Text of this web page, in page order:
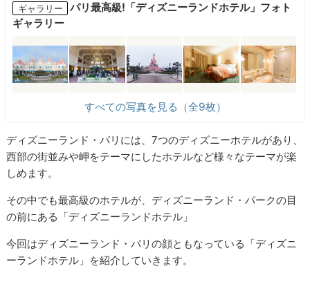
ギャラリー
パリ最高級!「ディズニーランドホテル」フォト
ギャラリー
すべての写真を見る（全9枚）
ディズニーランド・パリには、7つのディズニーホテルがあり、
西部の街並みや岬をテーマにしたホテルなど様々なテーマが楽
しめます。
その中でも最高級のホテルが、ディズニーランド・パークの目
の前にある「ディズニーランドホテル」
今回はディズニーランド・パリの顔ともなっている「ディズニ
ーランドホテル」を紹介していきます。